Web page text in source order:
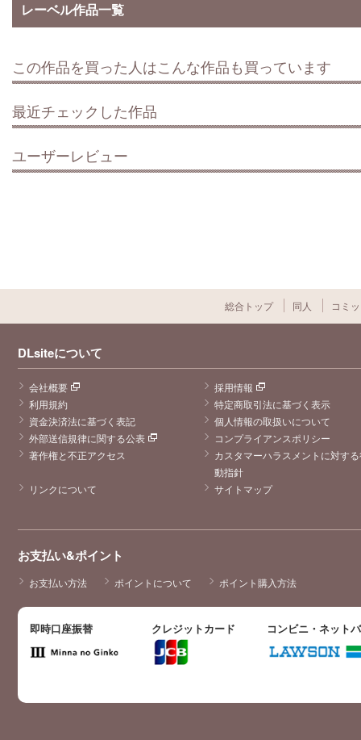
レーベル作品一覧
この作品を買った人はこんな作品も買っています
最近チェックした作品
ユーザーレビュー
総合トップ 同人 コミ
DLsiteについて
会社概要
採用情報
利用規約
特定商取引法に基づく表示
資金決済法に基づく表記
個人情報の取扱いについて
外部送信規律に関する公表
コンプライアンスポリシー
著作権と不正アクセス
カスタマーハラスメントに対す
動指針
リンクについて
サイトマップ
お支払い&ポイント
お支払い方法 ポイントについて ポイント購入方法
即時口座振替 クレジットカード コンビニ・ネット